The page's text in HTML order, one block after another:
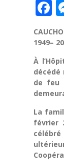
1949–
À
décédé
de feu
La
février